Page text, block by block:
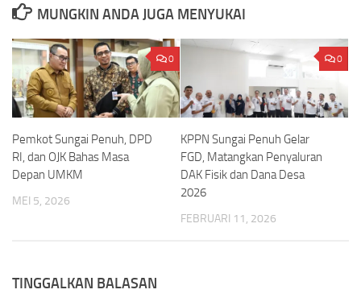
MUNGKIN ANDA JUGA MENYUKAI
0
Pemkot Sungai Penuh, DPD
RI, dan OJK Bahas Masa
Depan UMKM
MEI 5, 2026
0
KPPN Sungai Penuh Gelar
FGD, Matangkan Penyaluran
DAK Fisik dan Dana Desa
2026
FEBRUARI 11, 2026
TINGGALKAN BALASAN